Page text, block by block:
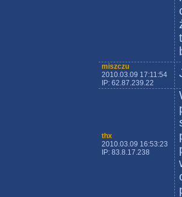
miszczu
2010.03.09 17:11:54
IP: 62.87.239.22
thx
2010.03.09 16:53:23
IP: 83.8.17.238